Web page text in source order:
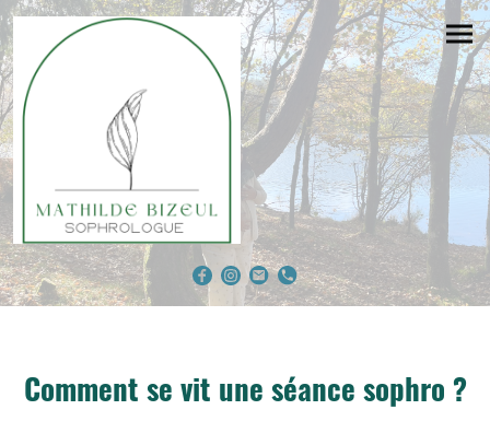
Comment se vit une séance sophro ?